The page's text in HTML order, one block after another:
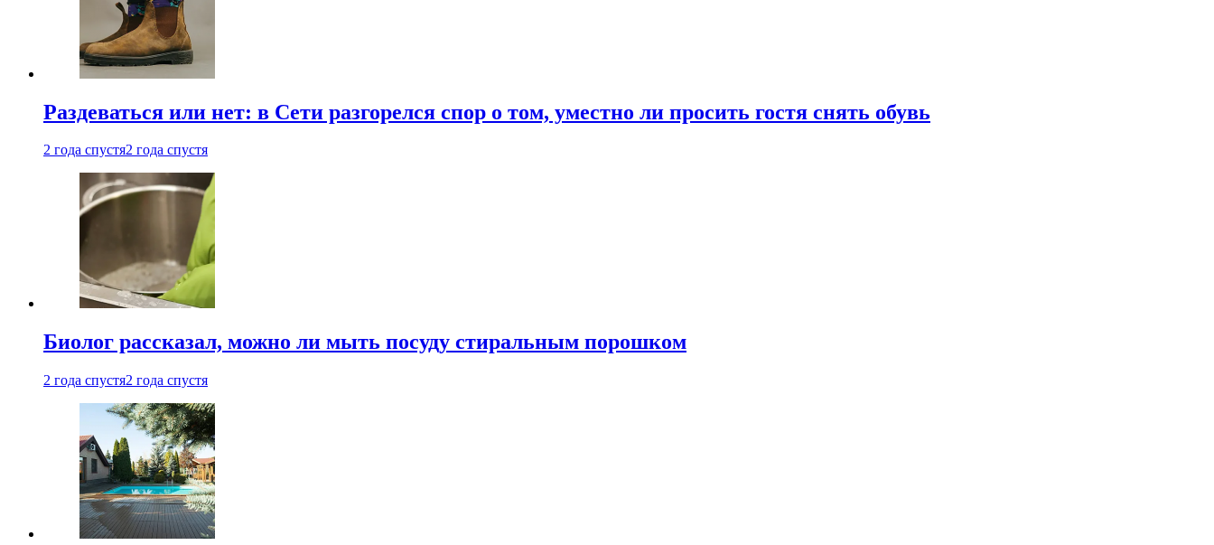
Раздеваться или нет: в Сети разгорелся спор о том, уместно ли просить гостя снять обувь
2 года спустя2 года спустя
Биолог рассказал, можно ли мыть посуду стиральным порошком
2 года спустя2 года спустя